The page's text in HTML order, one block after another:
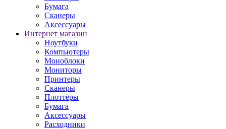
Бумага
Сканеры
Аксессуары
Интернет магазин
Ноутбуки
Компьютеры
Моноблоки
Мониторы
Принтеры
Сканеры
Плоттеры
Бумага
Аксессуары
Расходники